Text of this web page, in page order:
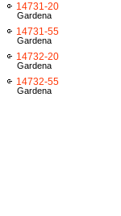
14731-20
Gardena
14731-55
Gardena
14732-20
Gardena
14732-55
Gardena